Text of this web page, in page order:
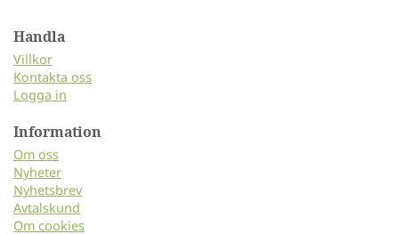
Handla
Villkor
Kontakta oss
Logga in
Information
Om oss
Nyheter
Nyhetsbrev
Avtalskund
Om cookies